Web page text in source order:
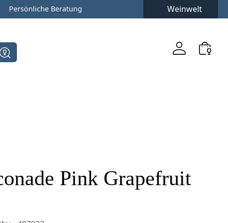
Persönliche Beratung Weinwelt
Pink Grapefruit